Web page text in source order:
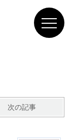
次の記事